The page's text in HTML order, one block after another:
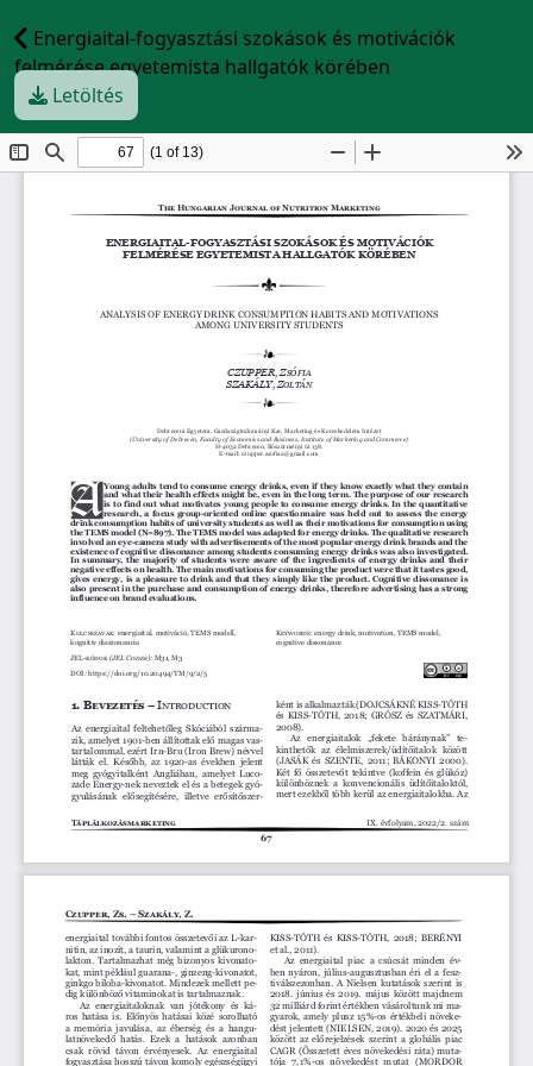
Energiaital-fogyasztási szokások és motivációk
felmérése egyetemista hallgatók körében
Letöltés